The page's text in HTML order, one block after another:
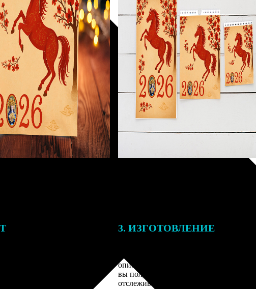
3. ИЗГОТОВЛЕНИЕ
описанием заказа. Когда отправим заказ
вы получите письмо с трек-номером для
отслеживания.